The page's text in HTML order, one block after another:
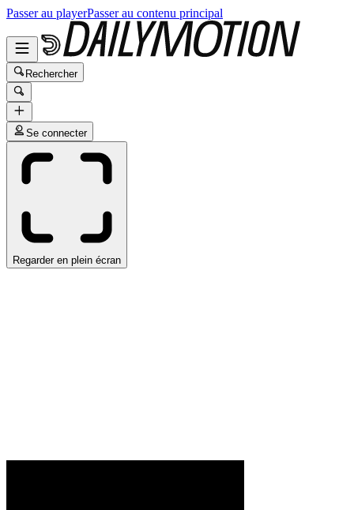
Passer au playerPasser au contenu principal
Rechercher
Se connecter
Regarder en plein écran